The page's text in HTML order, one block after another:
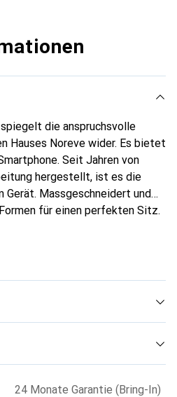
die anspruchsvolle
Hauses Noreve wider. Es bietet
Seit Jahren von
hergestellt, ist es die
Gerät. Massgeschneidert und
für einen perfekten Sitz.
ist international für ihre
24 Monate Garantie (Bring-In)